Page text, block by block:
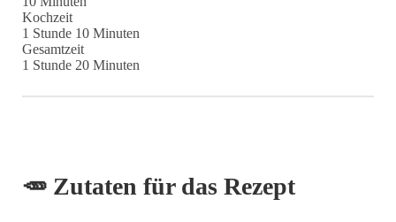
Kochzeit
1 Stunde
Stunde 10Minuten
Minuten
Gesamtzeit
1 Stunde
Stunde 20Minuten
Minuten
🥕 Zutaten für das Rezept